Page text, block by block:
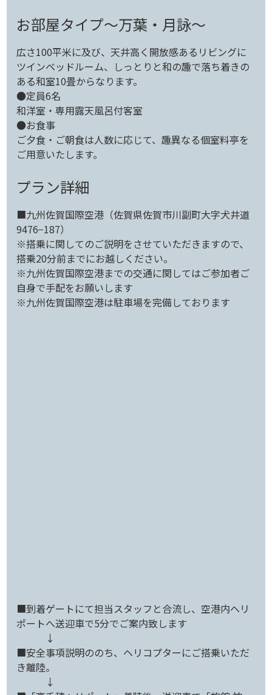
お部屋タイプ～万葉・月詠～
広さ100平米に及び、天井高く開放感あるリビングに
ツインベッドルーム、しっとりと和の趣で落ち着きの
ある和室10畳からなります。
●定員6名
和洋室・専用露天風呂付客室
●お食事
ご夕食・ご朝食は人数に応じて、趣異なる個室料亭を
ご用意いたします。
プラン詳細
■九州佐賀国際空港（佐賀県佐賀市川副町大字犬井道
9476−187）
※搭乗に関してのご説明をさせていただきますので、
搭乗20分前までにお越しください。
※九州佐賀国際空港までの交通に関してはご参加者ご
自身で手配をお願いします
※九州佐賀国際空港は駐車場を完備しております
■到着ゲートにて担当スタッフと合流し、空港内ヘリ
ポートへ送迎車で5分でご案内致します
↓
■安全事項説明ののち、ヘリコプターにご搭乗いただ
き離陸。
↓